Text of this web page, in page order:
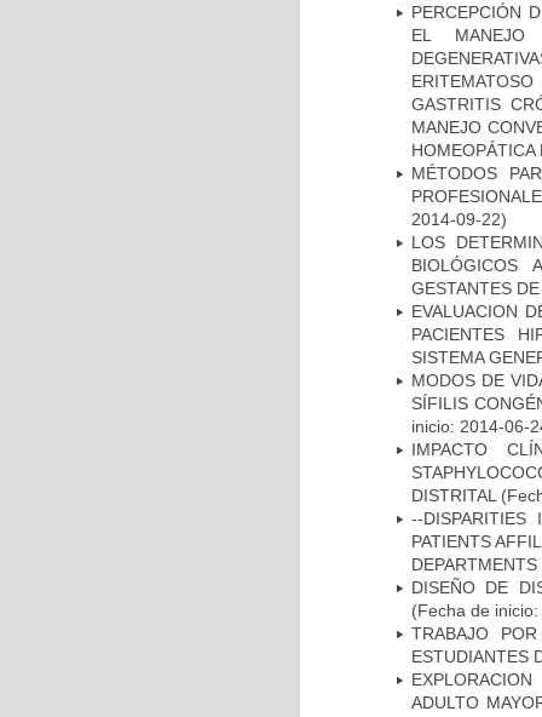
PERCEPCIÓN
EL MANEJO
GASTRITIS
MANEJO
MÉTODOS
2014-09-22)
LOS
BIOLÓGICOS
GESTANTES
EVALUACION
PACIENTES
SISTEMA
MODOS DE
SÍFILIS
inicio: 2014-06-
IMPACTO
DISTRITAL
--DISPARITIES
PATIENTS
DISEÑO DE
(Fecha de
TRABAJO
ESTUDIANTES
ADULTO